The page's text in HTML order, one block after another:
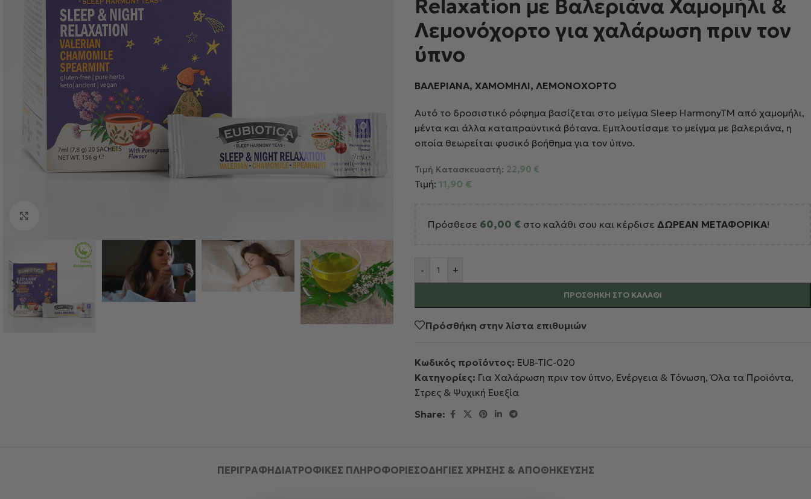
Relaxation με Βαλεριάνα Χαμομήλι &
Λεμονόχορτο για χαλάρωση πριν τον
ύπνο
ΒΑΛΕΡΙΑΝΑ, ΧΑΜΟΜΗΛΙ, ΛΕΜΟΝΟΧΟΡΤΟ
Αυτό το δροσιστικό ρόφημα βασίζεται στο μείγμα Sleep HarmonyTM από χαμομήλι,
μέντα και άλλα καταπραϋντικά βότανα. Εμπλουτίσαμε το μείγμα με βαλεριάνα, η
οποία θεωρείται φυσικό βοήθημα για τον ύπνο.
Τιμή Κατασκευαστή: 22,90 €
Τιμή: 11,90 €
Πρόσθεσε 60,00 € στο καλάθι σου και κέρδισε ΔΩΡΕΑΝ ΜΕΤΑΦΟΡΙΚΑ!
- +
ΠΡΟΣΘΉΚΗ ΣΤΟ ΚΑΛΆΘΙ
Alternative:
Πρόσθήκη στην λίστα επιθυμιών
Κωδικός προϊόντος: EUB-TIC-020
Κατηγορίες: Για Χαλάρωση πριν τον ύπνο, Ενέργεια & Τόνωση, Όλα τα Προϊόντα,
Στρες & Ψυχική Ευεξία
Share:
ΠΕΡΙΓΡΑΦΉΔΙΑΤΡΟΦΙΚΕΣ ΠΛΗΡΟΦΟΡΙΕΣΟΔΗΓΊΕΣ ΧΡΉΣΗΣ & ΑΠΟΘΉΚΕΥΣΗΣ